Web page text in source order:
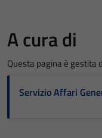
A cura di
Questa pagina è gestita
Servizio Affari